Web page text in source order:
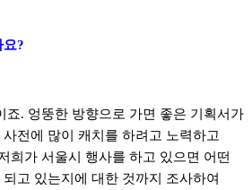
요?
죠. 엉뚱한 방향으로 가면 좋은 기획서가
전에 많이 캐치를 하려고 노력하고
희가 서울시 행사를 하고 있으면 어떤
고 있는지에 대한 것까지 조사하여